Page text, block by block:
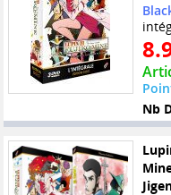
Nb